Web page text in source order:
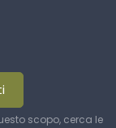
scopo, cerca le